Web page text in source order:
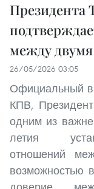
Президента
между
26/05/2026 03:05
Официальный
КПВ,
одним из
летия
отношений
возможностью